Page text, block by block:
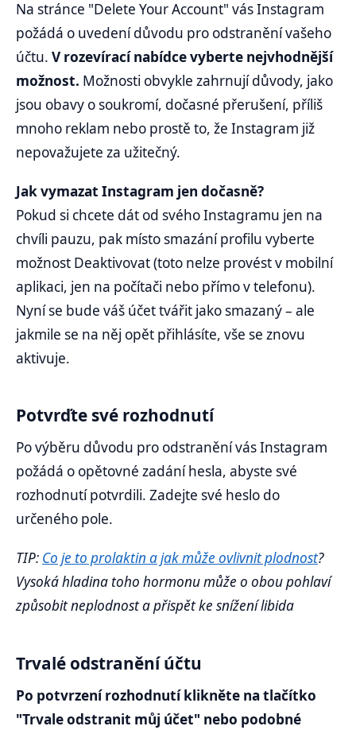
Na stránce "Delete Your Account" vás Instagram
požádá o uvedení důvodu pro odstranění vašeho
účtu. V rozevírací nabídce vyberte nejvhodnější
možnost. Možnosti obvykle zahrnují důvody, jako
jsou obavy o soukromí, dočasné přerušení, příliš
mnoho reklam nebo prostě to, že Instagram již
nepovažujete za užitečný.
Jak vymazat Instagram jen dočasně?
Pokud si chcete dát od svého Instagramu jen na
chvíli pauzu, pak místo smazání profilu vyberte
možnost Deaktivovat (toto nelze provést v mobilní
aplikaci, jen na počítači nebo přímo v telefonu).
Nyní se bude váš účet tvářit jako smazaný – ale
jakmile se na něj opět přihlásíte, vše se znovu
aktivuje.
Potvrďte své rozhodnutí
Po výběru důvodu pro odstranění vás Instagram
požádá o opětovné zadání hesla, abyste své
rozhodnutí potvrdili. Zadejte své heslo do
určeného pole.
TIP: Co je to prolaktin a jak může ovlivnit plodnost?
Vysoká hladina toho hormonu může o obou pohlaví
způsobit neplodnost a přispět ke snížení libida
Trvalé odstranění účtu
Po potvrzení rozhodnutí klikněte na tlačítko
"Trvale odstranit můj účet" nebo podobné